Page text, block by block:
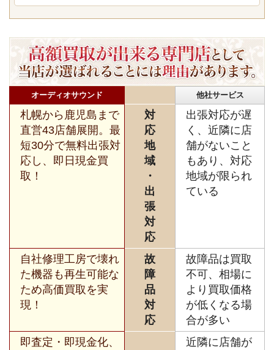
オーディオサウンド 他社サービス
札幌から鹿児島まで
直営43店舗展開。最
短30分で無料出張対
応し、即日現金買
取！
対
応
地
域
・
出
張
対
応
出張対応が遅
く、近隣に店
舗がないこと
もあり、対応
地域が限られ
ている
自社修理工房で壊れ
た機器も再生可能な
ため高価買取を実
現！
故
障
品
対
応
故障品は買取
不可、相場に
より買取価格
が低くなる場
合が多い
即査定・即現金化、
近隣に店舗が